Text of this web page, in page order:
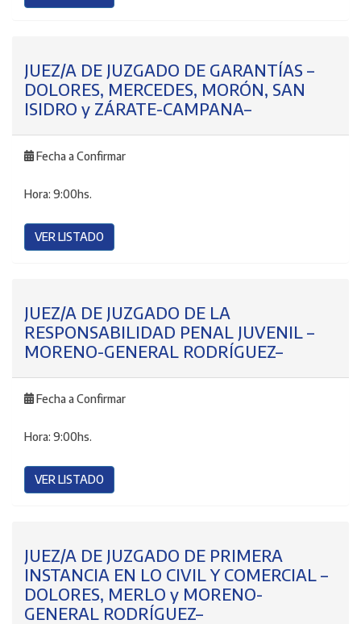
JUEZ/A DE JUZGADO DE GARANTÍAS –
DOLORES, MERCEDES, MORÓN, SAN
ISIDRO y ZÁRATE-CAMPANA–
Fecha a Confirmar
Hora: 9:00hs.
VER LISTADO
JUEZ/A DE JUZGADO DE LA
RESPONSABILIDAD PENAL JUVENIL –
MORENO-GENERAL RODRÍGUEZ–
Fecha a Confirmar
Hora: 9:00hs.
VER LISTADO
JUEZ/A DE JUZGADO DE PRIMERA
INSTANCIA EN LO CIVIL Y COMERCIAL –
DOLORES, MERLO y MORENO-
GENERAL RODRÍGUEZ–